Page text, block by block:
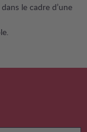
le cadre d’une